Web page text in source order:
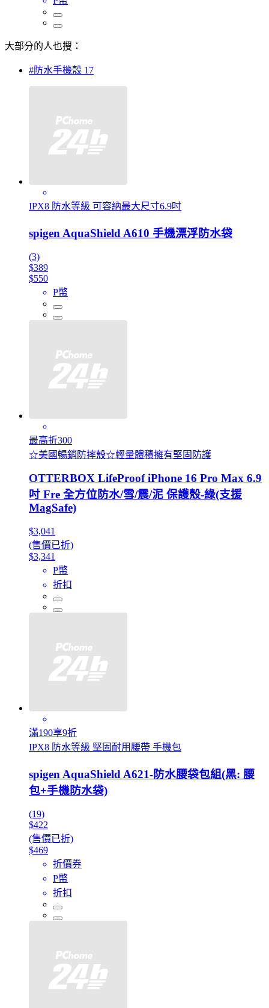
大部分的人也搜：
#防水手機殼 17
IPX8 防水等級 可容納最大尺寸6.9吋
spigen AquaShield A610 手機漂浮防水袋
(3)
$389
$550
P幣
最高折300
☆美國暢銷防摔殼☆輕量體積擁有堅固防護
OTTERBOX LifeProof iPhone 16 Pro Max 6.9
吋 Fre 全方位防水/雪/震/泥 保護殼-綠(支援
MagSafe)
$3,041
(售價已折)
$3,341
P幣
折扣
滿190享9折
IPX8 防水等級 堅固耐用腰帶 手機包
spigen AquaShield A621-防水腰袋包組(黑: 腰
包+手機防水袋)
(19)
$422
(售價已折)
$469
折價券
P幣
折扣